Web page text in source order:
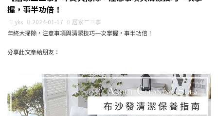
握，事半功倍！
yks 2024-01-17
居家二三事
年終大掃除，注意事項與清潔技巧一次掌握，事半功倍！
分享此文章給朋友：